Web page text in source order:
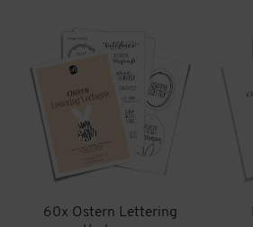
60x Ostern Lettering